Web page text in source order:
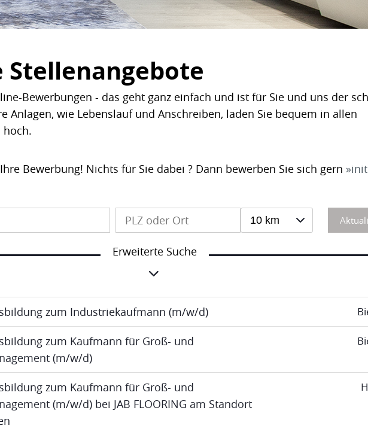
Bewerbungen - das geht ganz einfach und ist für Sie und uns der
Anlagen, wie Lebenslauf und Anschreiben, laden Sie bequem in allen
hoch.
Bewerbung! Nichts für Sie dabei ? Dann bewerben Sie sich gern
10 km
Erweiterte Suche
zum Industriekaufmann (m/w/d)
zum Kaufmann für Groß- und
(m/w/d)
zum Kaufmann für Groß- und
(m/w/d) bei JAB FLOORING am Standort